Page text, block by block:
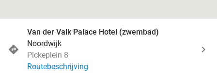
Van der Valk Palace Hotel (zwembad)
Noordwijk
Pickeplein 8
Routebeschrijving